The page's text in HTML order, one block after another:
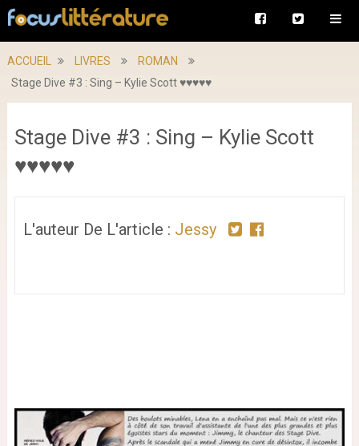
ACCUEIL LIVRES
ROMAN
Stage Dive #3 : Sing – Kylie Scott ♥♥♥♥♥
Stage Dive #3 : Sing – Kylie Scott
♥♥♥♥♥
L'auteur De L'article : Jessy